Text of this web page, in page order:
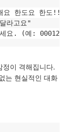
한도요 한도!!
라고요"
정이 격해집니다.
는 현실적인 대화